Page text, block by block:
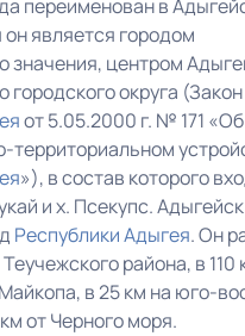
переименован в
является городом
значения, центром
городского округа (Закон
от 5.05.2000 г. № 171 «Об
территориальном
»), в состав которого
и х. Псекупс.
Республики Адыгея. Он
района, в 110
в 25 км на юго-
от Черного моря.